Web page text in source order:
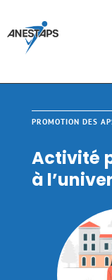
PROMOTION DES
Activité
à